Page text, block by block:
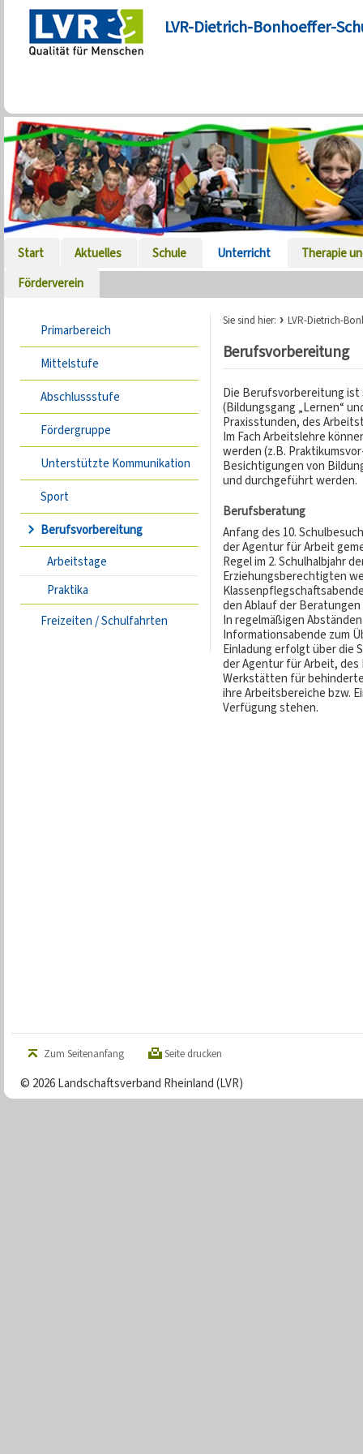
LVR-Dietrich-Bonhoeffer-
Start Aktuelles Schule Unterricht
Therapie
Förderverein
Primarbereich
Mittelstufe
Abschlussstufe
Fördergruppe
Unterstützte Kommunikation
Sport
Berufsvorbereitung
Arbeitstage
Praktika
Freizeiten / Schulfahrten
Sie sind hier: LVR-Dietrich-
Berufsvorbereitung
Die Berufsvorbereitung ist
(Bildungsgang „Lernen“
Praxisstunden, des
Im Fach Arbeitslehre
werden (z.B.
Besichtigungen von
und durchgeführt werden.
Berufsberatung
Anfang des 10.
der Agentur für Arbeit
Regel im 2. Schulhalbjahr
Erziehungsberechtigten
den Ablauf der
In regelmäßigen
Informationsabende zum
Einladung erfolgt über die
der Agentur für Arbeit,
Werkstätten für
ihre Arbeitsbereiche bzw.
Verfügung stehen.
Zum Seitenanfang Seite drucken
© 2026 Landschaftsverband Rheinland (LVR)